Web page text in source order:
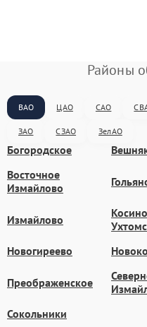
Районы
ВАО ЦАО САО
ЗАО СЗАО ЗелАО
Богородское
Восточное
Измайлово
Измайлово
Новогиреево
Преображенское
Сокольники